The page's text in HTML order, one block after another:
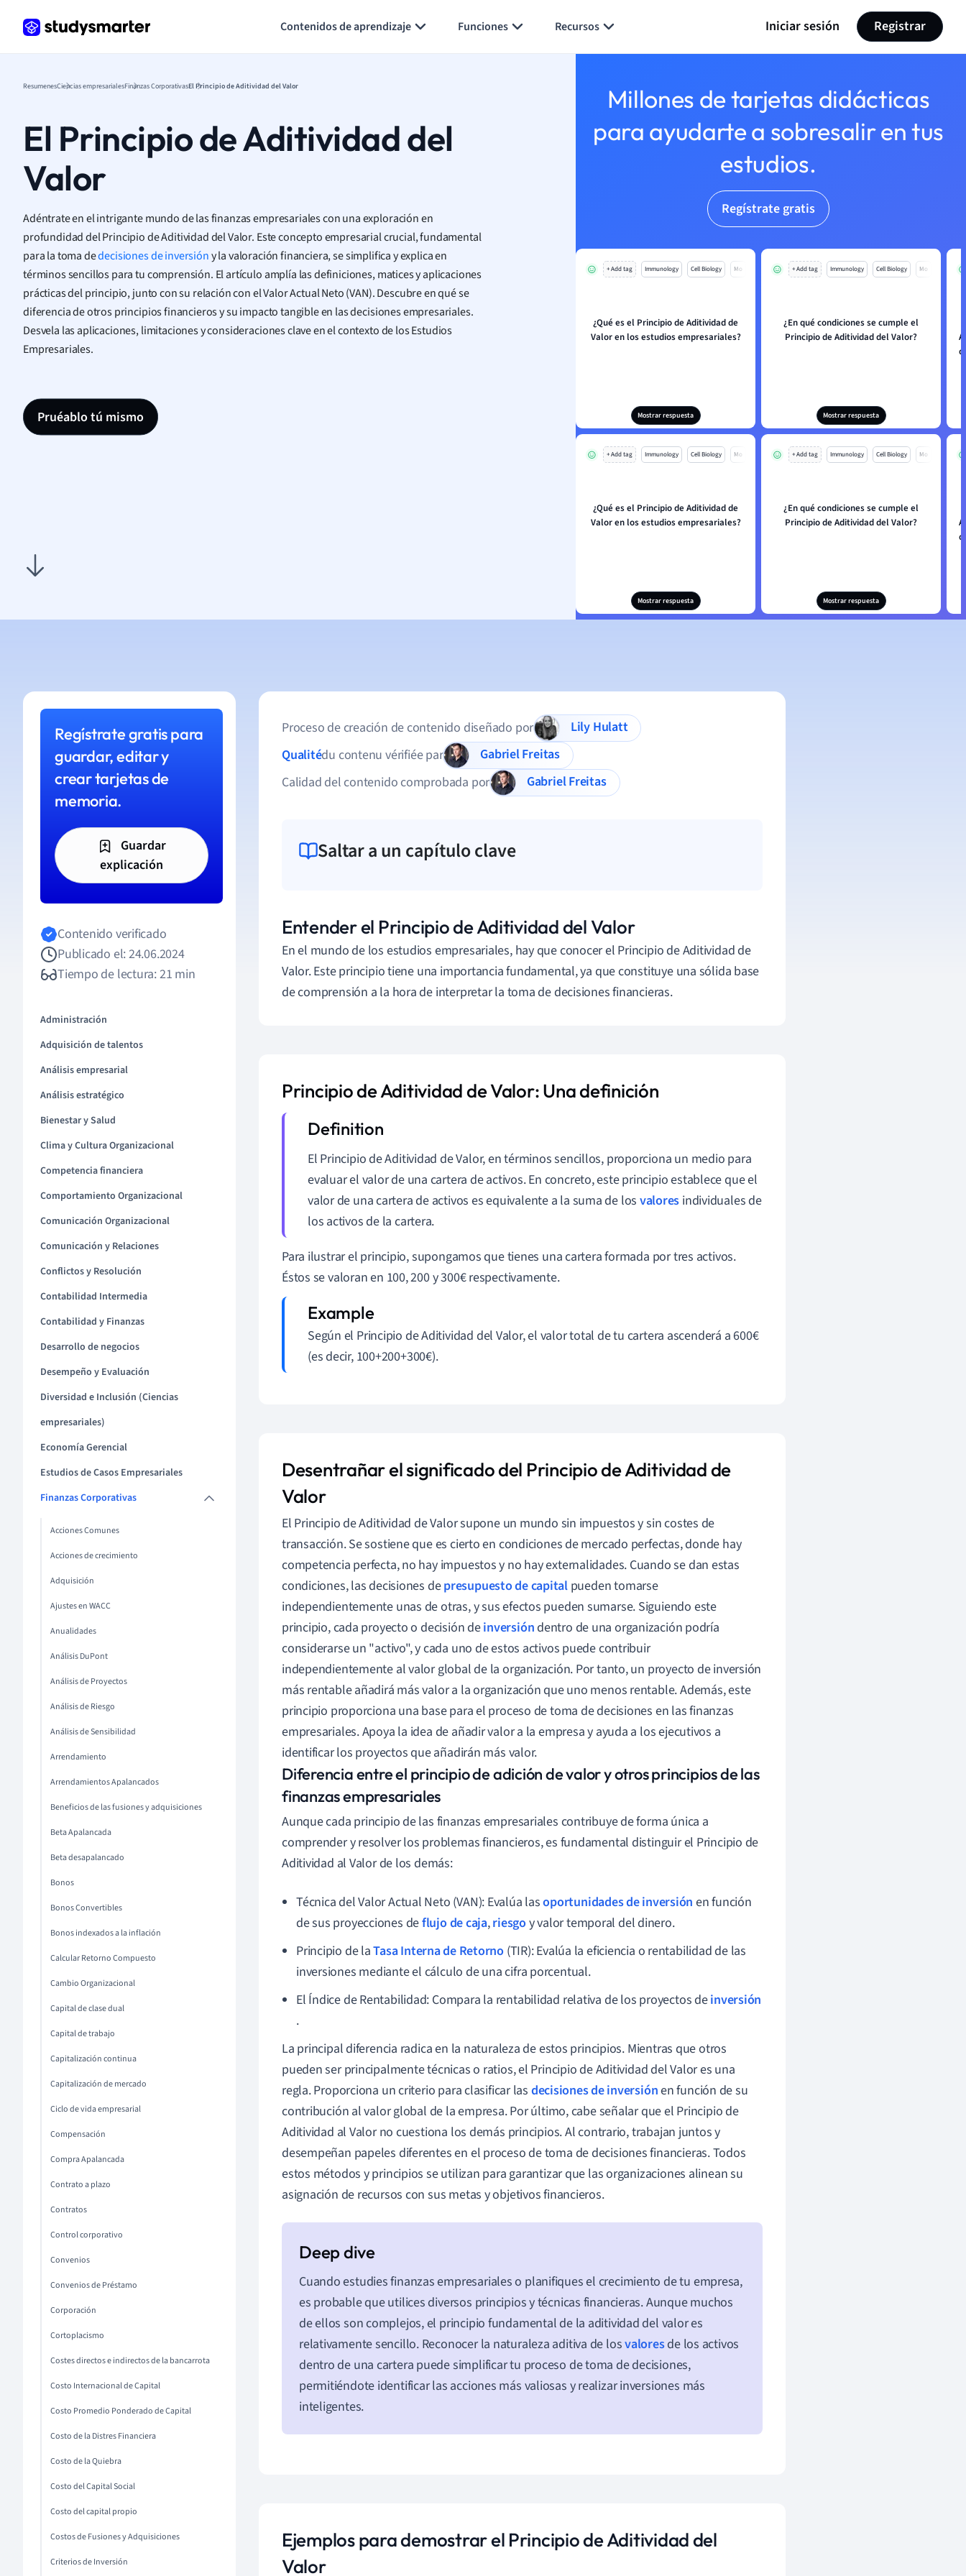
Contenidos de aprendizaje Funciones Recursos Iniciar sesión Registrar
ResumenesCiencias empresarialesFinanzas CorporativasEl Principio de Aditividad del Valor
El Principio de Aditividad del
Valor
Adéntrate en el intrigante mundo de las finanzas empresariales con una exploración en
profundidad del Principio de Aditividad del Valor. Este concepto empresarial crucial, fundamental
para la toma dedecisiones de inversióny la valoración financiera, se simplifica y explica en
términos sencillos para tu comprensión. El artículo amplía las definiciones, matices y aplicaciones
prácticas del principio, junto con su relación con el Valor Actual Neto (VAN). Descubre en qué se
diferencia de otros principios financieros y su impacto tangible en las decisiones empresariales.
Desvela las aplicaciones, limitaciones y consideraciones clave en el contexto de los Estudios
Empresariales.
Pruéablo tú mismo
Millones de tarjetas didácticas
para ayudarte a sobresalir en tus
estudios.
Regístrate gratis
+ Add tag Immunology Cell Biology Mo
¿Qué es el Principio de Aditividad de
Valor en los estudios empresariales?
Mostrar respuesta
+ Add tag Immunology Cell Biology Mo
¿En qué condiciones se cumple el
Principio de Aditividad del Valor?
Mostrar respuesta
+ Add tag Immunology Cell Biology Mo
¿Qué es el Principio de Aditividad de
Valor en los estudios empresariales?
Mostrar respuesta
+ Add tag Immunology Cell Biology Mo
¿En qué condiciones se cumple el
Principio de Aditividad del Valor?
Mostrar respuesta
Regístrate gratis para
guardar, editar y
crear tarjetas de
memoria.
Guardar
explicación
Contenido verificado
Publicado el: 24.06.2024
Tiempo de lectura: 21 min
Administración
Adquisición de talentos
Análisis empresarial
Análisis estratégico
Bienestar y Salud
Clima y Cultura Organizacional
Competencia financiera
Comportamiento Organizacional
Comunicación Organizacional
Comunicación y Relaciones
Conflictos y Resolución
Contabilidad Intermedia
Contabilidad y Finanzas
Desarrollo de negocios
Desempeño y Evaluación
Diversidad e Inclusión (Ciencias
empresariales)
Economía Gerencial
Estudios de Casos Empresariales
Finanzas Corporativas
Acciones Comunes
Acciones de crecimiento
Adquisición
Ajustes en WACC
Anualidades
Análisis DuPont
Análisis de Proyectos
Análisis de Riesgo
Análisis de Sensibilidad
Arrendamiento
Arrendamientos Apalancados
Beneficios de las fusiones y adquisiciones
Beta Apalancada
Beta desapalancado
Bonos
Bonos Convertibles
Bonos indexados a la inflación
Calcular Retorno Compuesto
Cambio Organizacional
Capital de clase dual
Capital de trabajo
Capitalización continua
Capitalización de mercado
Ciclo de vida empresarial
Compensación
Compra Apalancada
Contrato a plazo
Contratos
Control corporativo
Convenios
Convenios de Préstamo
Corporación
Cortoplacismo
Costes directos e indirectos de la bancarrota
Costo Internacional de Capital
Costo Promedio Ponderado de Capital
Costo de la Distres Financiera
Costo de la Quiebra
Costo del Capital Social
Costo del capital propio
Costos de Fusiones y Adquisiciones
Criterios de Inversión
Proceso de creación de contenido diseñado por
Lily Hulatt
Qualitédu contenu vérifiée par
Gabriel Freitas
Calidad del contenido comprobada por
Gabriel Freitas
Saltar a un capítulo clave
Entender el Principio de Aditividad del Valor
En el mundo de los estudios empresariales, hay que conocer el Principio de Aditividad de
Valor. Este principio tiene una importancia fundamental, ya que constituye una sólida base
de comprensión a la hora de interpretar la toma de decisiones financieras.
Principio de Aditividad de Valor: Una definición
El Principio de Aditividad de Valor, en términos sencillos, proporciona un medio para
evaluar el valor de una cartera de activos. En concreto, este principio establece que el
valor de una cartera de activos es equivalente a la suma de los valores individuales de
los activos de la cartera.
Para ilustrar el principio, supongamos que tienes una cartera formada por tres activos.
Éstos se valoran en 100, 200 y 300€ respectivamente.
Según el Principio de Aditividad del Valor, el valor total de tu cartera ascenderá a 600€
(es decir, 100+200+300€).
Desentrañar el significado del Principio de Aditividad de
Valor
El Principio de Aditividad de Valor supone un mundo sin impuestos y sin costes de
transacción. Se sostiene que es cierto en condiciones de mercado perfectas, donde hay
competencia perfecta, no hay impuestos y no hay externalidades. Cuando se dan estas
condiciones, las decisiones depresupuesto de capitalpueden tomarse
independientemente unas de otras, y sus efectos pueden sumarse. Siguiendo este
principio, cada proyecto o decisión deinversióndentro de una organización podría
considerarse un "activo", y cada uno de estos activos puede contribuir
independientemente al valor global de la organización. Por tanto, un proyecto de inversión
más rentable añadirá más valor a la organización que uno menos rentable. Además, este
principio proporciona una base para el proceso de toma de decisiones en las finanzas
empresariales. Apoya la idea de añadir valor a la empresa y ayuda a los ejecutivos a
identificar los proyectos que añadirán más valor.
Diferencia entre el principio de adición de valor y otros principios de las
finanzas empresariales
Aunque cada principio de las finanzas empresariales contribuye de forma única a
comprender y resolver los problemas financieros, es fundamental distinguir el Principio de
Aditividad al Valor de los demás:
Técnica del Valor Actual Neto (VAN): Evalúa lasoportunidades de inversión en función
de sus proyecciones deflujo de caja,riesgoy valor temporal del dinero.
Principio de laTasa Interna de Retorno(TIR): Evalúa la eficiencia o rentabilidad de las
inversiones mediante el cálculo de una cifra porcentual.
El Índice de Rentabilidad: Compara la rentabilidad relativa de los proyectos deinversión
.
La principal diferencia radica en la naturaleza de estos principios. Mientras que otros
pueden ser principalmente técnicas o ratios, el Principio de Aditividad del Valor es una
regla. Proporciona un criterio para clasificar las decisiones de inversiónen función de su
contribución al valor global de la empresa. Por último, cabe señalar que el Principio de
Aditividad al Valor no cuestiona los demás principios. Al contrario, trabajan juntos y
desempeñan papeles diferentes en el proceso de toma de decisiones financieras. Todos
estos métodos y principios se utilizan para garantizar que las organizaciones alinean su
asignación de recursos con sus metas y objetivos financieros.
Cuando estudies finanzas empresariales o planifiques el crecimiento de tu empresa,
es probable que utilices diversos principios y técnicas financieras. Aunque muchos
de ellos son complejos, el principio fundamental de la aditividad del valor es
relativamente sencillo. Reconocer la naturaleza aditiva de losvaloresde los activos
dentro de una cartera puede simplificar tu proceso de toma de decisiones,
permitiéndote identificar las acciones más valiosas y realizar inversiones más
inteligentes.
Ejemplos para demostrar el Principio de Aditividad del
Valor